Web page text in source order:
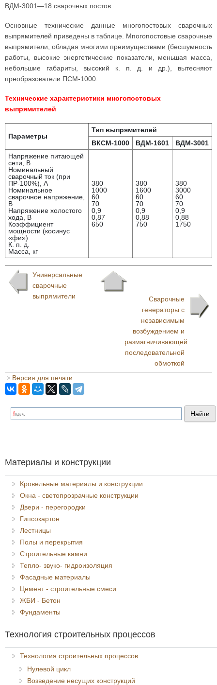
ВДМ-3001—18 сварочных постов.
Основные технические данные многопостовых сварочных
выпрямителей приведены в таблице. Мпогопостовые сварочные
выпрямители, обладая многими преимуществами (бесшумность
работы, высокие энергетические показатели, меньшая масса,
небольшие габариты, высокий к. п. д. и др.), вытесняют
преобразователи ПСМ-1000.
Технические характеристики многопостовых
выпрямителей
Параметры
Тип выпрямителей
ВКСМ-1000
ВДМ-1601
ВДМ-3001
Напряжение питающей
сети, В
Номинальный
сварочный ток (при
ПР-100%), А
Номинальное
сварочное напряжение,
В
Напряжение холостого
хода, В
Коэффициент
мощности (косинус
«фи»)
К. п. д.
Масса, кг
380
1000
60
70
0,9
0,87
650
380
1600
60
70
0,9
0,88
750
380
3000
60
70
0,9
0,88
1750
Универсальные
сварочные
выпрямители
Сварочные
генераторы с
независимым
возбуждением и
размагничивающей
последовательной
обмоткой
Версия для печати
Материалы и конструкции
Кровельные материалы и конструкции
Окна - светопрозрачные конструкции
Двери - перегородки
Гипсокартон
Лестницы
Полы и перекрытия
Строительные камни
Тепло- звуко- гидроизоляция
Фасадные материалы
Цемент - строительные смеси
ЖБИ - Бетон
Фундаменты
Технология строительных процессов
Технология строительных процессов
Нулевой цикл
Возведение несущих конструкций